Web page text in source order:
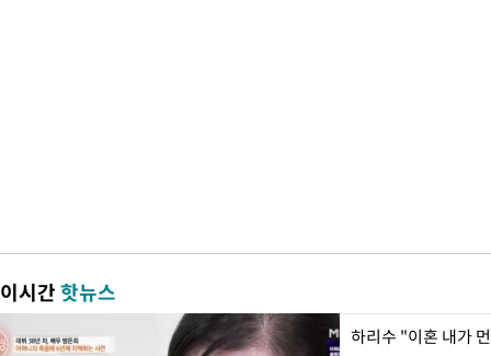
이시간핫뉴스
하리수 "이혼 내가